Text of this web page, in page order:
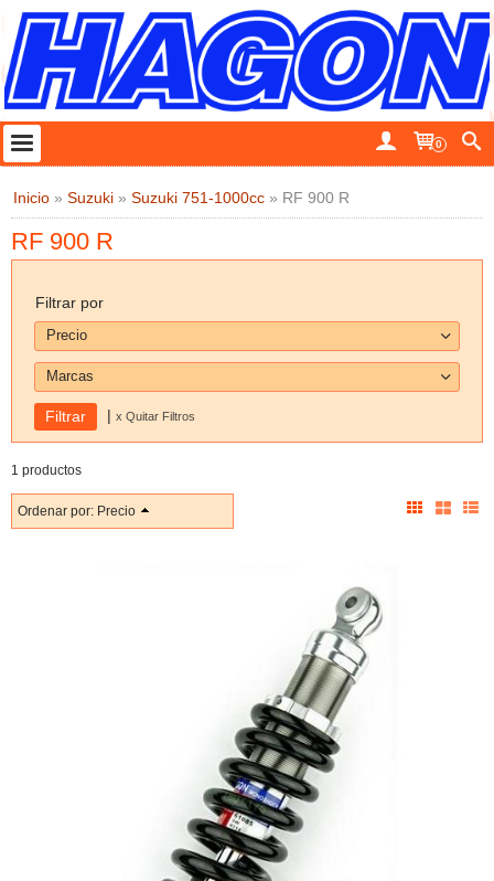
0
Inicio » Suzuki » Suzuki 751-1000cc » RF 900 R
RF 900 R
Filtrar por
Precio
Marcas
| x Quitar Filtros
1 productos
Ordenar por: Precio